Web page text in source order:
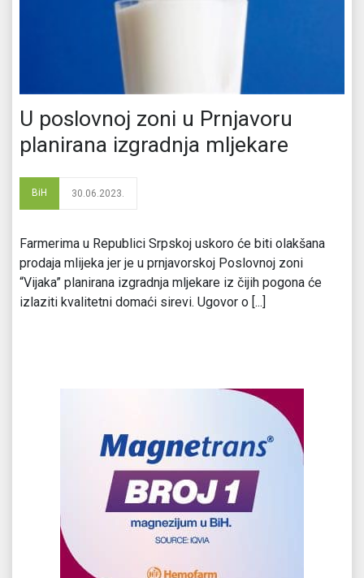
U poslovnoj zoni u Prnjavoru
planirana izgradnja mljekare
BiH 30.06.2023.
Farmerima u Republici Srpskoj uskoro će biti olakšana
prodaja mlijeka jer je u prnjavorskoj Poslovnoj zoni
“Vijaka” planirana izgradnja mljekare iz čijih pogona će
izlaziti kvalitetni domaći sirevi. Ugovor o [...]